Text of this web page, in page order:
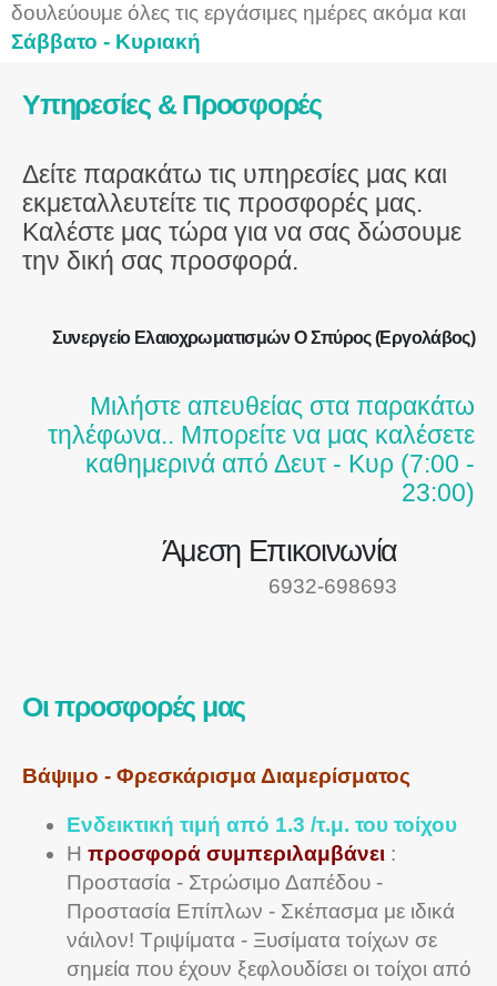
δουλεύουμε όλες τις εργάσιμες ημέρες ακόμα και
Σάββατο - Κυριακή
Υπηρεσίες & Προσφορές
Δείτε παρακάτω τις υπηρεσίες μας και
εκμεταλλευτείτε τις προσφορές μας.
Καλέστε μας τώρα για να σας δώσουμε
την δική σας προσφορά.
Συνεργείο Ελαιοχρωματισμών Ο Σπύρος (Εργολάβος)
Μιλήστε απευθείας στα παρακάτω
τηλέφωνα.. Μπορείτε να μας καλέσετε
καθημερινά από Δευτ - Κυρ (7:00 -
23:00)
Άμεση Επικοινωνία
6932-698693
Οι προσφορές μας
Βάψιμο - Φρεσκάρισμα Διαμερίσματος
Ενδεικτική τιμή από 1.3 /τ.μ. του τοίχου
Η προσφορά συμπεριλαμβάνει :
Προστασία - Στρώσιμο Δαπέδου -
Προστασία Επίπλων - Σκέπασμα με ιδικά
νάιλον! Τριψίματα - Ξυσίματα τοίχων σε
σημεία που έχουν ξεφλουδίσει οι τοίχοι από